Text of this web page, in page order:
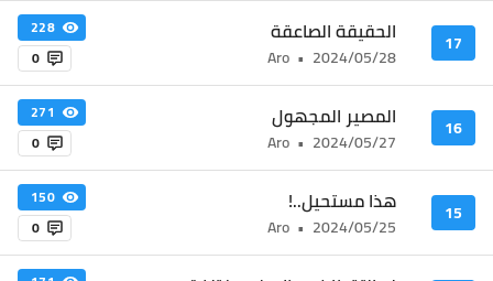
17 الحقيقة الصاعقة
2024/05/28
•
Aro
228
0
16 المصير المجهول
2024/05/27
•
Aro
271
0
15 هذا مستحيل..!
2024/05/25
•
Aro
150
0